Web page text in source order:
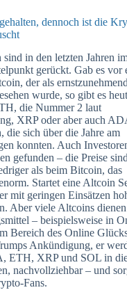
dennoch ist die
in den letzten Jahren
gerückt. Gab es vor
der als
wurde, so gibt es
die Nummer 2 laut
XRP oder aber auch
die sich über die Jahre am
konnten. Auch
gefunden – die Preise
als beim Bitcoin, das
Startet eine Altcoin
mit geringen Einsätzen
Aber viele Altcoins
– beispielsweise in
Bereich des Online
Ankündigung, er
ETH, XRP und SOL in
nachvollziehbar – und
Fans.